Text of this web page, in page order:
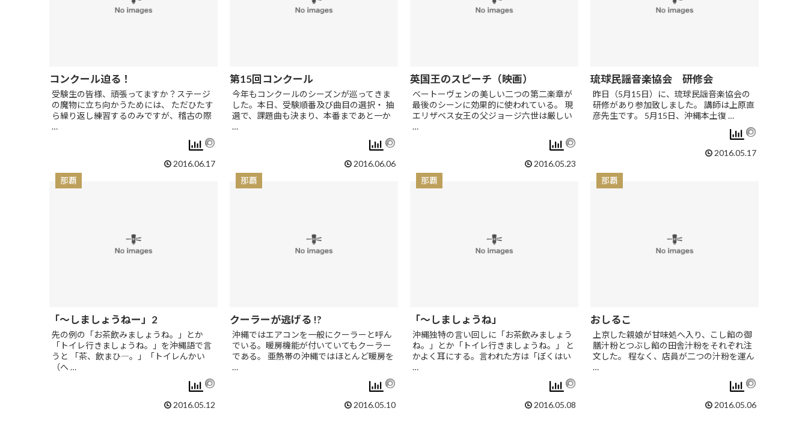
コンクール迫る！
受験生の皆様、頑張ってますか？ステージ
の魔物に立ち向かうためには、 ただひたす
ら繰り返し練習するのみですが、稽古の際
…
2016.06.17
第15回コンクール
今年もコンクールのシーズンが巡ってきま
した。本日、受験順番及び曲目の選択・ 抽
選で、課題曲も決まり、本番まであと一か
…
2016.06.06
英国王のスピーチ（映画）
べートーヴェンの美しい二つの第二楽章が
最後のシーンに効果的に使われている。 現
エリザベス女王の父ジョージ六世は厳しい
…
2016.05.23
琉球民謡音楽協会 研修会
昨日（5月15日）に、琉球民謡音楽協会の
研修があり参加致しました。 講師は上原直
彦先生です。 5月15日、沖縄本土復 …
2016.05.17
那覇
「～しましょうねー」2
先の例の「お茶飲みましょうね。」とか
「トイレ行きましょうね。」を沖縄語で言
うと 「茶、飲まひ―。」「トイレんかい
（へ …
2016.05.12
那覇
クーラーが逃げる !?
沖縄ではエアコンを一般にクーラーと呼ん
でいる。暖房機能が付いていてもクーラー
である。 亜熱帯の沖縄ではほとんど暖房を
…
2016.05.10
那覇
「～しましょうね」
沖縄独特の言い回しに「お茶飲みましょう
ね。」とか「トイレ行きましょうね。」 と
かよく耳にする。言われた方は「ぼくはい
…
2016.05.08
那覇
おしるこ
上京した親娘が甘味処へ入り、こし餡の御
膳汁粉とつぶし餡の田舎汁粉をそれぞれ注
文した。 程なく、店員が二つの汁粉を運ん
…
2016.05.06